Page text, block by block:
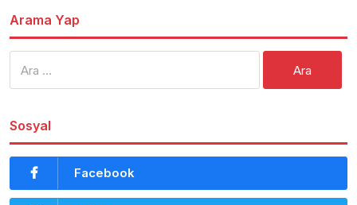
Arama Yap
Sosyal
Facebook